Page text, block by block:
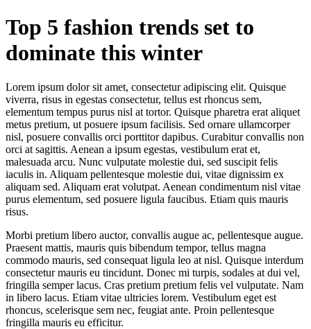
Zum
Inhalt
springen
Top 5 fashion trends set to
dominate this winter
Lorem ipsum dolor sit amet, consectetur adipiscing elit. Quisque
viverra, risus in egestas consectetur, tellus est rhoncus sem,
elementum tempus purus nisl at tortor. Quisque pharetra erat aliquet
metus pretium, ut posuere ipsum facilisis. Sed ornare ullamcorper
nisl, posuere convallis orci porttitor dapibus. Curabitur convallis non
orci at sagittis. Aenean a ipsum egestas, vestibulum erat et,
malesuada arcu. Nunc vulputate molestie dui, sed suscipit felis
iaculis in. Aliquam pellentesque molestie dui, vitae dignissim ex
aliquam sed. Aliquam erat volutpat. Aenean condimentum nisl vitae
purus elementum, sed posuere ligula faucibus. Etiam quis mauris
risus.
Morbi pretium libero auctor, convallis augue ac, pellentesque augue.
Praesent mattis, mauris quis bibendum tempor, tellus magna
commodo mauris, sed consequat ligula leo at nisl. Quisque interdum
consectetur mauris eu tincidunt. Donec mi turpis, sodales at dui vel,
fringilla semper lacus. Cras pretium pretium felis vel vulputate. Nam
in libero lacus. Etiam vitae ultricies lorem. Vestibulum eget est
rhoncus, scelerisque sem nec, feugiat ante. Proin pellentesque
fringilla mauris eu efficitur.